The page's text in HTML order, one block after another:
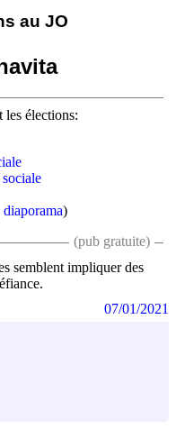
au JO
les élections:
diaporama)
(pub gratuite)
semblent impliquer des
07/01/2021